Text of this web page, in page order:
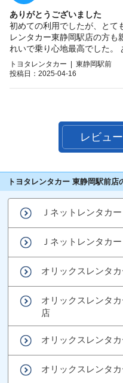
ありがとうございました
初めての利用でしたが、とて
レンタカー東静岡駅店の方も
れいで乗り心地最高でした。
トヨタレンタカー | 東静岡駅前
投稿日：2025-04-16
レビュ
トヨタレンタカー 東静岡駅前
Ｊネットレンタカ
Ｊネットレンタカ
オリックスレンタ
オリックスレンタ
店
オリックスレンタ
オリックスレンタ